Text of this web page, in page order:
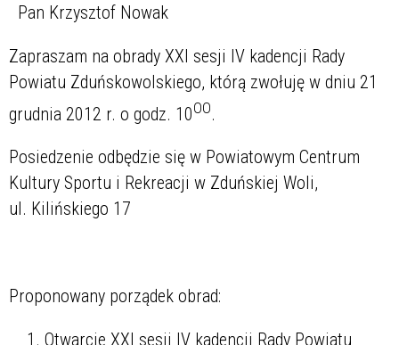
Pan Krzysztof Nowak
Zapraszam na obrady XXI sesji IV kadencji Rady
Powiatu Zduńskowolskiego, którą zwołuję w dniu 21
grudnia 2012 r. o godz. 10OO.
Posiedzenie odbędzie się w Powiatowym Centrum
Kultury Sportu i Rekreacji w Zduńskiej Woli,
ul. Kilińskiego 17
Proponowany porządek obrad:
Otwarcie XXI sesji IV kadencji Rady Powiatu